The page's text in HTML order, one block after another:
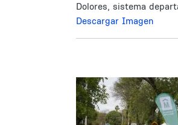
Dolores, sistema
Descargar Imagen